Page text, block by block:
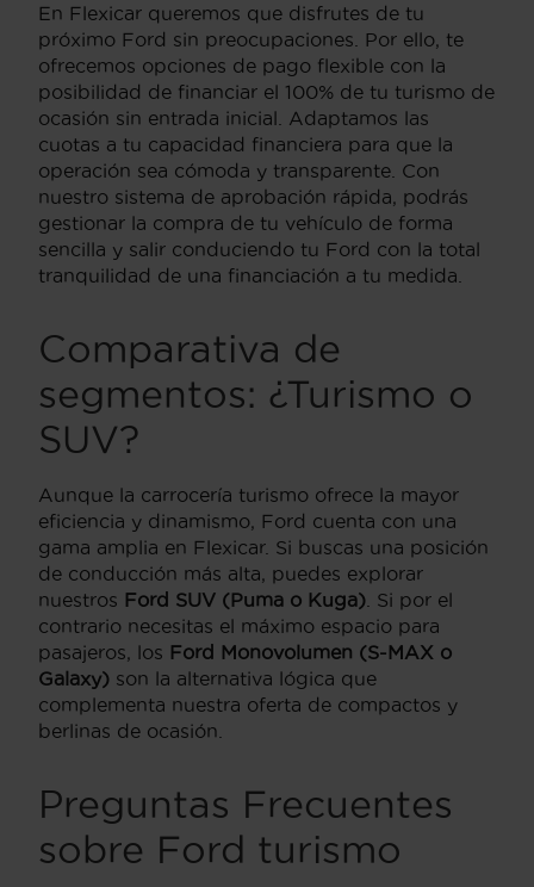
En Flexicar queremos que disfrutes de tu
próximo Ford sin preocupaciones. Por ello, te
ofrecemos opciones de pago flexible con la
posibilidad de financiar el 100% de tu turismo de
ocasión sin entrada inicial. Adaptamos las
cuotas a tu capacidad financiera para que la
operación sea cómoda y transparente. Con
nuestro sistema de aprobación rápida, podrás
gestionar la compra de tu vehículo de forma
sencilla y salir conduciendo tu Ford con la total
tranquilidad de una financiación a tu medida.
Comparativa de
segmentos: ¿Turismo o
SUV?
Aunque la carrocería turismo ofrece la mayor
eficiencia y dinamismo, Ford cuenta con una
gama amplia en Flexicar. Si buscas una posición
de conducción más alta, puedes explorar
nuestros Ford SUV (Puma o Kuga) . Si por el
contrario necesitas el máximo espacio para
pasajeros, los Ford Monovolumen (S-MAX o
Galaxy) son la alternativa lógica que
complementa nuestra oferta de compactos y
berlinas de ocasión.
Preguntas Frecuentes
sobre Ford turismo